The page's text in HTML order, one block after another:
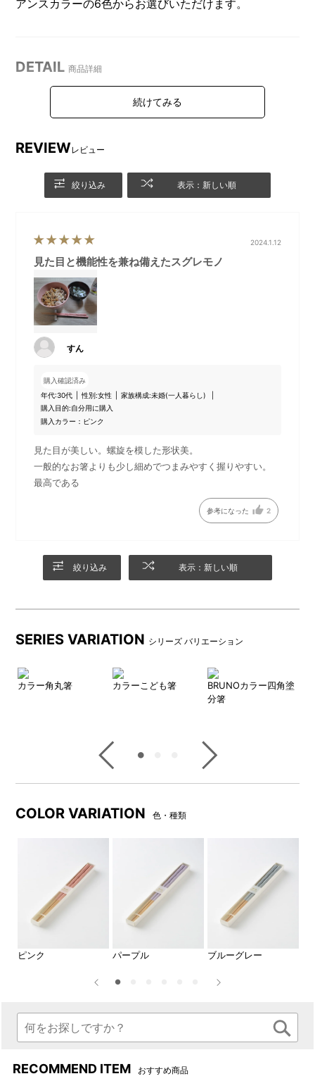
アンスカラーの6色からお選びいただけます。
DETAIL商品詳細
カラーバリエーションは6色で
一本一本手作業でらせん状に
REVIEWレビュー
絞り込み 表示：新しい順
2024.1.12
見た目と機能性を兼ね備えたスグレモノ
すん
購入確認済み
年代:30代 性別:女性 家族構成:未婚(一人暮らし)
購入目的:自分用に購入
購入カラー：ピンク
見た目が美しい。螺旋を模した形状美。
一般的なお箸よりも少し細めでつまみやすく握りやすい。
最高である
参考になった 2
絞り込み 表示：新しい順
SERIES VARIATION シリーズ バリエーション
カラー角丸箸 カラーこども箸
BRUNOカラー四角塗
分箸
COLOR VARIATION 色・種類
ピンク パープル ブルーグレー
RECOMMEND ITEM おすすめ商品